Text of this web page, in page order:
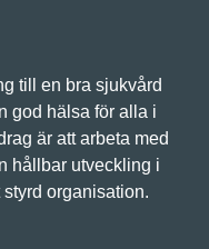
till en bra sjukvård
god hälsa för alla i
är att arbeta med
hållbar utveckling i
organisation.